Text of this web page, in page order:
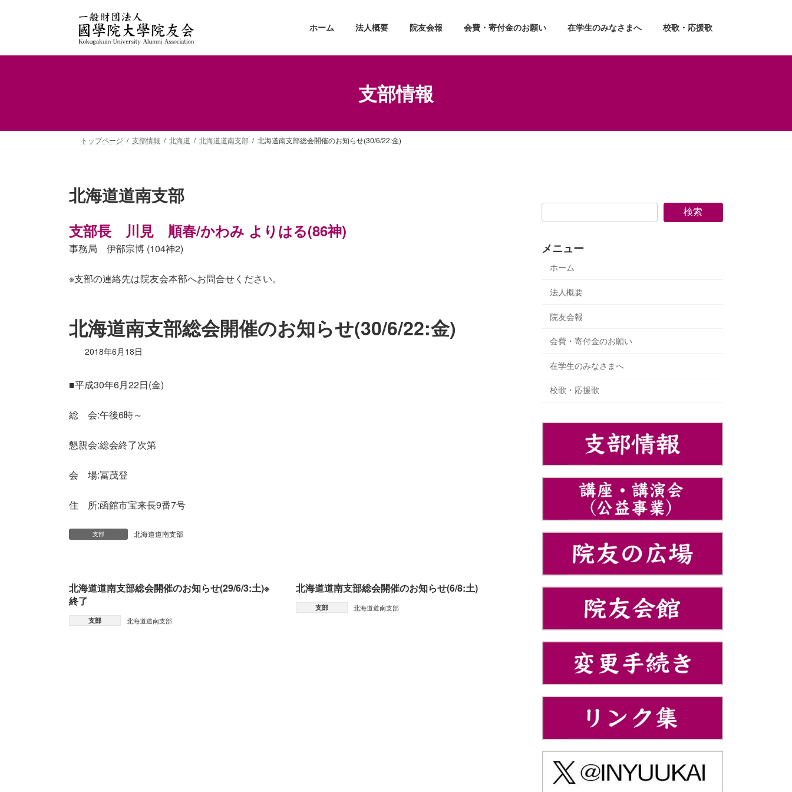
プ
動
ホーム 法人概要 院友会報 会費・寄付金のお願い 在学生のみなさまへ 校歌・応援歌
支部情報
トップページ 支部情報 北海道 北海道道南支部 北海道南支部総会開催のお知らせ(30/6/22:金)
北海道道南支部
支部長 川見 順春/かわみ よりはる(86神)
事務局 伊部宗博 (104神2)
※支部の連絡先は院友会本部へお問合せください。
北海道南支部総会開催のお知らせ(30/6/22:金)
2018年6月18日
■平成30年6月22日(金)
総 会:午後6時～
懇親会:総会終了次第
会 場:冨茂登
住 所:函館市宝来長9番7号
支部 北海道道南支部
北海道道南支部総会開催のお知らせ(29/6/3:土)※
終了
支部 北海道道南支部
北海道道南支部総会開催のお知らせ(6/8:土)
支部 北海道道南支部
検索
メニュー
ホーム
法人概要
院友会報
会費・寄付金のお願い
在学生のみなさまへ
校歌・応援歌